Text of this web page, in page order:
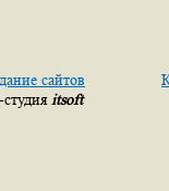
сайтов
itsoft